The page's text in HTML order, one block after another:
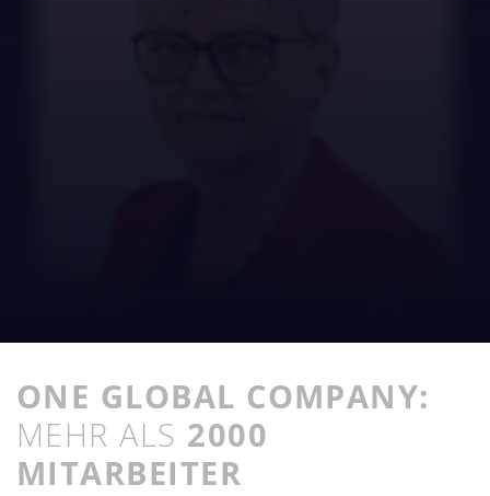
ONE GLOBAL COMPANY:
MEHR ALS 2000
MITARBEITER